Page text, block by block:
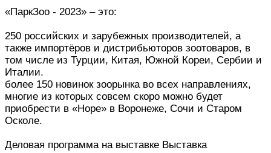
«ПаркЗоо - 2023» – это:
250 российских и зарубежных производителей, а
также импортёров и дистрибьюторов зоотоваров, в
том числе из Турции, Китая, Южной Кореи, Сербии и
Италии.
более 150 новинок зоорынка во всех направлениях,
многие из которых совсем скоро можно будет
приобрести в «Норе» в Воронеже, Сочи и Старом
Осколе.
Деловая программа на выставке Выставка